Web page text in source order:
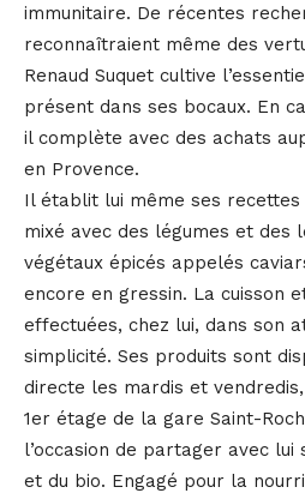
immunitaire. De récentes
reconnaîtraient même des
Renaud Suquet cultive
présent dans ses bocaux. En
il complète avec des achats
en Provence.
Il établit lui même ses recettes
mixé avec des légumes et des
végétaux épicés appelés
encore en gressin. La cuisson
effectuées, chez lui, dans son
simplicité. Ses produits sont
directe les mardis et vendredis,
1er étage de la gare Saint-
l’occasion de partager avec lui
et du bio. Engagé pour la